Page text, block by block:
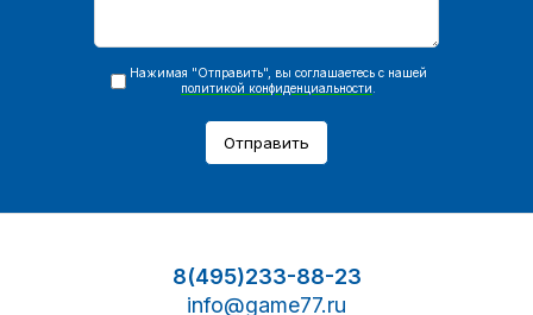
Нажимая "Отправить", вы соглашаетесь с нашей
политикой конфиденциальности
Отправить
8(495)233-88-23
info@game77.ru